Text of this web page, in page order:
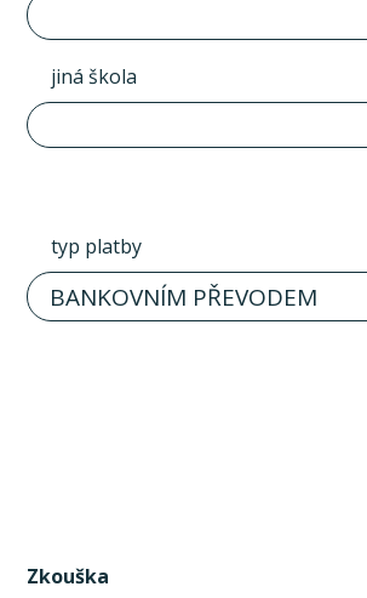
jiná škola
typ platby
BANKOVNÍM PŘEVODEM
Zkouška